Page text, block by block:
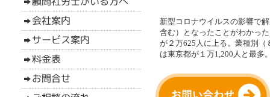
新型コロナウイルスの影響で
含む）となったことがわかっ
が２万625人に上る。業種別
は東京都が１万1,200人と最多